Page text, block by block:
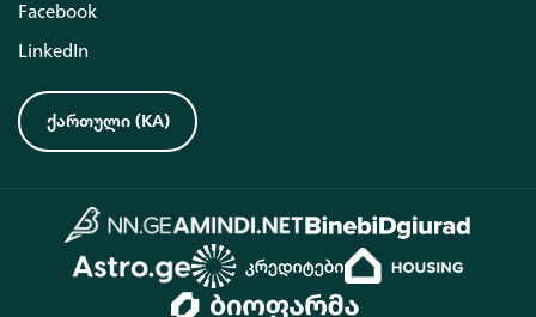
Facebook
LinkedIn
ქართული (KA)